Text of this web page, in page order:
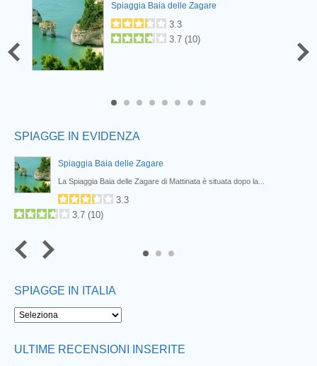
Spiaggia Baia delle Zagare
3.3
3.7 (10)
SPIAGGE IN EVIDENZA
Spiaggia Baia delle Zagare
La Spiaggia Baia delle Zagare di Mattinata è situata dopo la...
3.3
3.7 (10)
SPIAGGE IN ITALIA
ULTIME RECENSIONI INSERITE